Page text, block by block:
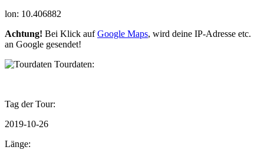
lon: 10.406882
Achtung! Bei Klick aufGoogle Maps, wird deine IP-Adresse etc.
an Google gesendet!
Tourdaten:
Tag der Tour:
2019-10-26
Länge: